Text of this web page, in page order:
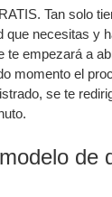
Tan solo
que necesitas y
te empezará a
momento el
se te
de